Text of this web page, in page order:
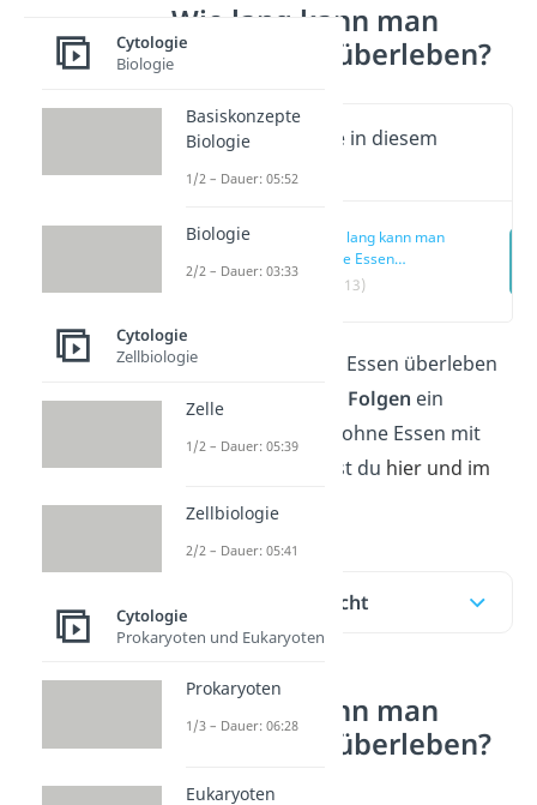
Wie lang kann man
ohne Essen überleben?
Wichtige Inhalte in diesem
Wie lang kann man
ohne Essen
überleben? —
(00:13)
Wie
du ohne Essen überleben
kannst und welche Folgen ein
längerer Zeitraum ohne Essen mit
sich bringt, erfährst du hier und im
Video
Inhaltsübersicht
Wie lang kann man
ohne Essen überleben?
— Überblick
Cytologie
Biologie
Basiskonzepte
Biologie
1/2 – Dauer: 05:52
Biologie
2/2 – Dauer: 03:33
Cytologie
Zellbiologie
Zelle
1/2 – Dauer: 05:39
Zellbiologie
2/2 – Dauer: 05:41
Cytologie
Prokaryoten und Eukaryoten
Prokaryoten
1/3 – Dauer: 06:28
Eukaryoten